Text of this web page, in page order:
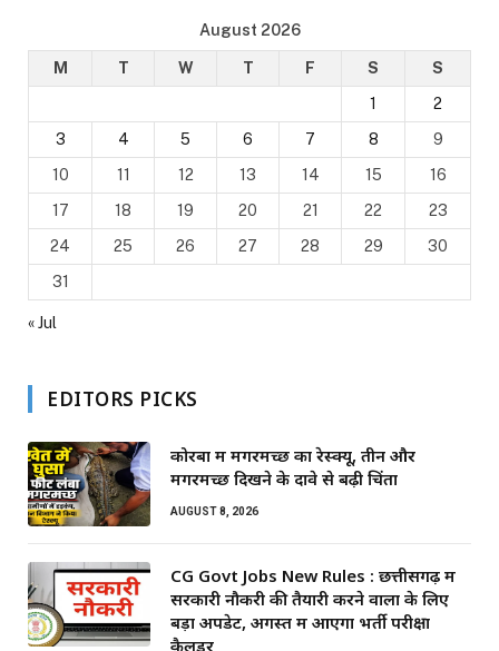
August 2026
M T W T F S
S
1
2
3
4 5 6 7 8
9
10
11 12 13 14 15
16
17
18 19 20 21 22
23
24
25 26 27 28 29
30
31
« Jul
EDITORS PICKS
कोरबा में मगरमच्छ का रेस्क्यू, तीन और
मगरमच्छ दिखने के दावे से बढ़ी चिंता
AUGUST 8, 2026
CG Govt Jobs New Rules : छत्तीसगढ़ में
सरकारी नौकरी की तैयारी करने वालों के लिए
बड़ा अपडेट, अगस्त में आएगा भर्ती परीक्षा
कैलेंडर